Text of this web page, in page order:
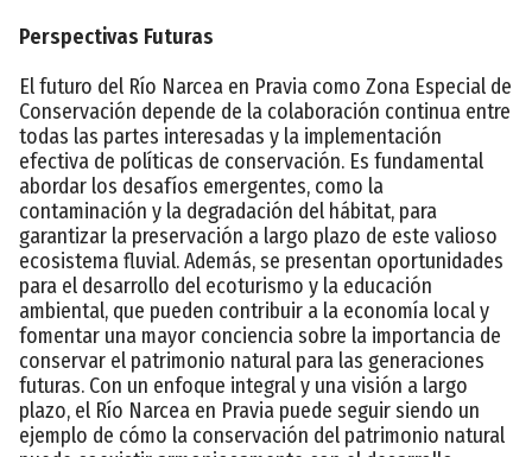
Perspectivas Futuras
El futuro del Río Narcea en Pravia como Zona Especial de
Conservación depende de la colaboración continua entre
todas las partes interesadas y la implementación
efectiva de políticas de conservación. Es fundamental
abordar los desafíos emergentes, como la
contaminación y la degradación del hábitat, para
garantizar la preservación a largo plazo de este valioso
ecosistema fluvial. Además, se presentan oportunidades
para el desarrollo del ecoturismo y la educación
ambiental, que pueden contribuir a la economía local y
fomentar una mayor conciencia sobre la importancia de
conservar el patrimonio natural para las generaciones
futuras. Con un enfoque integral y una visión a largo
plazo, el Río Narcea en Pravia puede seguir siendo un
ejemplo de cómo la conservación del patrimonio natural